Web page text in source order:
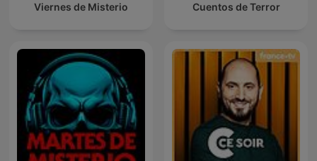
Viernes de Misterio Cuentos de Terror